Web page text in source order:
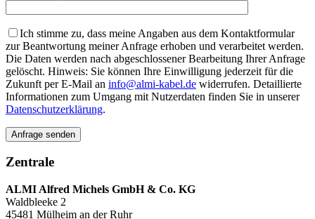
Ich stimme zu, dass meine Angaben aus dem Kontaktformular
zur Beantwortung meiner Anfrage erhoben und verarbeitet werden.
Die Daten werden nach abgeschlossener Bearbeitung Ihrer Anfrage
gelöscht. Hinweis: Sie können Ihre Einwilligung jederzeit für die
Zukunft per E-Mail an info@almi-kabel.de widerrufen. Detaillierte
Informationen zum Umgang mit Nutzerdaten finden Sie in unserer
Datenschutzerklärung.
Zentrale
ALMI Alfred Michels GmbH & Co. KG
Waldbleeke 2
45481 Mülheim an der Ruhr